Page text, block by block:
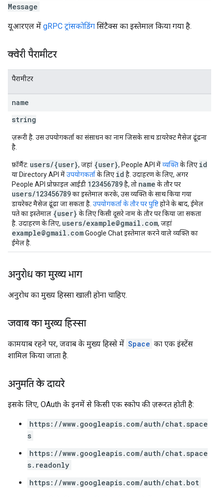
Message
यूआरएल में gRPC ट्रांसकोडिंग सिंटैक्स का इस्तेमाल किया गया है.
क्वेरी पैरामीटर
पैरामीटर
name
string
ज़रूरी है. उस उपयोगकर्ता का संसाधन का नाम जिसके साथ डायरेक्ट मैसेज ढूंढना
है.
फ़ॉर्मैट: users/{user}, जहां {user}, People API मेंव्यक्तिके लिए id
या Directory API मेंउपयोगकर्ताके लिए id है. उदाहरण के लिए, अगर
People API प्रोफ़ाइल आईडी 123456789है, तो name के तौर पर
users/123456789का इस्तेमाल करके, उस व्यक्ति के साथ किया गया
डायरेक्ट मैसेज ढूंढा जा सकता है. उपयोगकर्ता के तौर पर पुष्टिहोने के बाद, ईमेल
पते का इस्तेमाल {user} के लिए किसी दूसरे नाम के तौर पर किया जा सकता
है. उदाहरण के लिए, users/example@gmail.com, जहां
example@gmail.comGoogle Chat इस्तेमाल करने वाले व्यक्ति का
ईमेल है.
अनुरोध का मुख्य भाग
अनुरोध का मुख्य हिस्सा खाली होना चाहिए.
जवाब का मुख्य हिस्सा
कामयाब रहने पर, जवाब के मुख्य हिस्से में Space का एक इंस्टेंस
शामिल किया जाता है.
अनुमति के दायरे
इसके लिए, OAuth के इनमें से किसी एक स्कोप की ज़रूरत होती है:
https://www.googleapis.com/auth/chat.space
s
https://www.googleapis.com/auth/chat.space
s.readonly
https://www.googleapis.com/auth/chat.bot